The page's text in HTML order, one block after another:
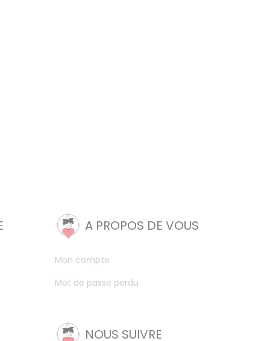
A PROPOS DE VOUS
Mon compte
Mot de passe perdu
NOUS SUIVRE